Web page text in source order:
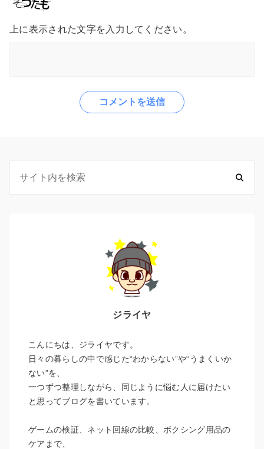
上に表示された文字を入力してください。
ジライヤ
こんにちは、ジライヤです。
日々の暮らしの中で感じた“わからない”や“うまくいか
ない”を、
一つずつ整理しながら、同じように悩む人に届けたい
と思ってブログを書いています。
ゲームの検証、ネット回線の比較、ボクシング用品の
ケアまで、